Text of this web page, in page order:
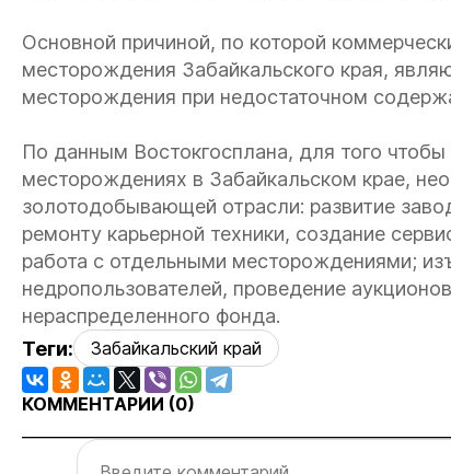
Основной причиной, по которой
месторождения Забайкальского края,
месторождения при недостаточном
По данным Востокгосплана, для того
месторождениях в Забайкальском крае,
золотодобывающей отрасли: развитие
ремонту карьерной техники, создание
работа с отдельными месторождениями;
недропользователей, проведение
нераспределенного фонда.
Теги:
Забайкальский край
КОММЕНТАРИИ (0)